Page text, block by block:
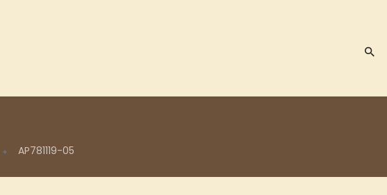
AP781119-05